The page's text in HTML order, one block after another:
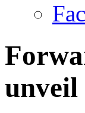
unveil